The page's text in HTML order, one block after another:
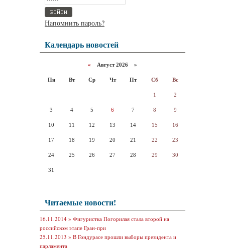
Напомнить пароль?
Календарь новостей
« Август 2026 »
Пн Вт Ср Чт Пт Сб Вс
1 2
3 4 5 6 7 8 9
10 11 12 13 14 15 16
17 18 19 20 21 22 23
24 25 26 27 28 29 30
31
Читаемые новости!
16.11.2014 » Фигуристка Погорилая стала второй на
российском этапе Гран-при
25.11.2013 » В Гондурасе прошли выборы президента и
парламента